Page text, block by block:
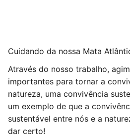
Cuidando da nossa Mata
Através do nosso trabalho,
importantes para tornar a
natureza, uma convivência
um exemplo de que a
sustentável entre nós e a
dar certo!